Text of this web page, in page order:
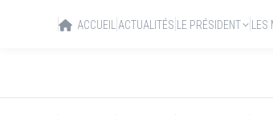
ACCUEIL ACTUALITÉS LE PRÉSIDENT